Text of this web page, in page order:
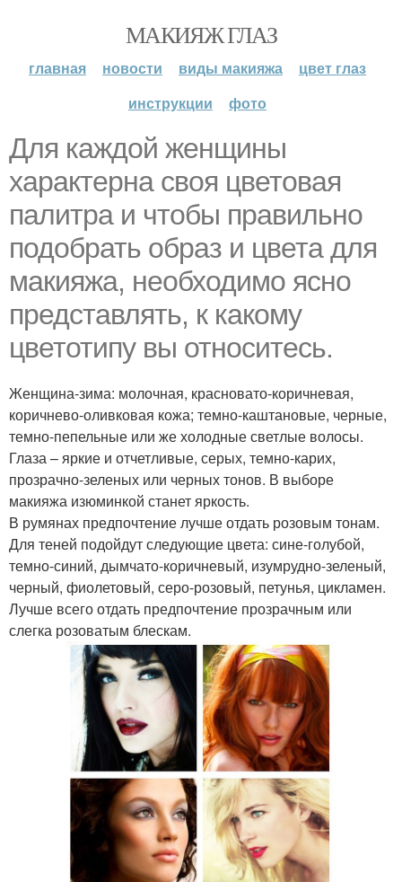
МАКИЯЖ ГЛАЗ
главная новости виды макияжа
цвет глаз
инструкции
фото
Для каждой женщины
характерна своя цветовая
палитра и чтобы правильно
подобрать образ и цвета для
макияжа, необходимо ясно
представлять, к какому
цветотипу вы относитесь.
Женщина-зима: молочная, красновато-коричневая,
коричнево-оливковая кожа; темно-каштановые, черные,
темно-пепельные или же холодные светлые волосы.
Глаза – яркие и отчетливые, серых, темно-карих,
прозрачно-зеленых или черных тонов. В выборе
макияжа изюминкой станет яркость.
В румянах предпочтение лучше отдать розовым тонам.
Для теней подойдут следующие цвета: сине-голубой,
темно-синий, дымчато-коричневый, изумрудно-зеленый,
черный, фиолетовый, серо-розовый, петунья, цикламен.
Лучше всего отдать предпочтение прозрачным или
слегка розоватым блескам.